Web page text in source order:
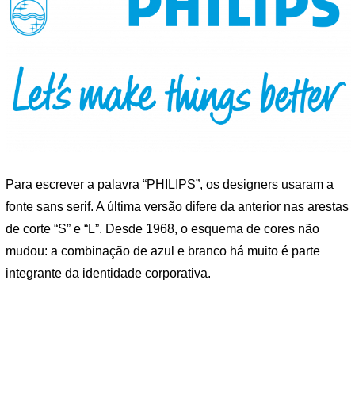
Para escrever a palavra “PHILIPS”, os designers usaram a
fonte sans serif. A última versão difere da anterior nas arestas
de corte “S” e “L”. Desde 1968, o esquema de cores não
mudou: a combinação de azul e branco há muito é parte
integrante da identidade corporativa.